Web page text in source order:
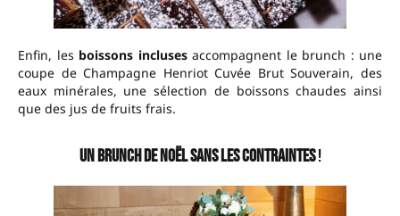
Enfin, les boissons inclusesaccompagnent le brunch : une
coupe de Champagne Henriot Cuvée Brut Souverain, des
eaux minérales, une sélection de boissons chaudes ainsi
que des jus de fruits frais.
Un brunch de Noël sans les contraintes!